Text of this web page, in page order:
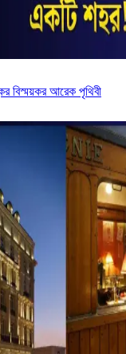
বিস্ময়কর আরেক পৃথিবী